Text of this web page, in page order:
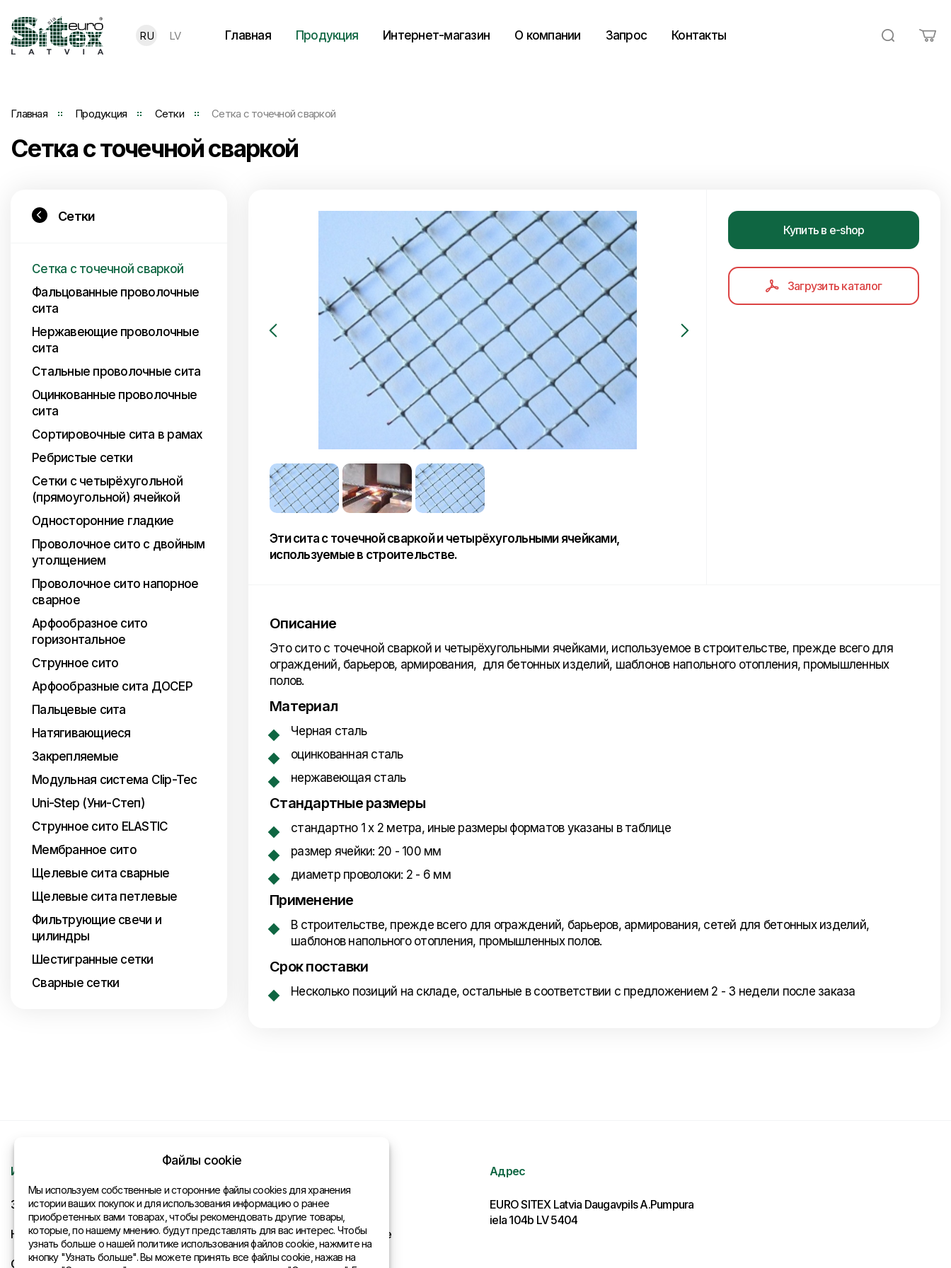
RU LV Главная Продукция Интернет-магазин О компании Запрос Контакты
Главная Продукция Сетки Сетка с точечной сваркой
Сетка с точечной сваркой
Сетки
Сетка с точечной сваркой
Фальцованные проволочные
сита
Нержавеющие проволочные
сита
Стальные проволочные сита
Оцинкованные проволочные
сита
Сортировочные сита в рамах
Ребристые сетки
Сетки с четырёхугольной
(прямоугольной) ячейкой
Односторонние гладкие
Проволочное сито с двойным
утолщением
Проволочное сито напорное
сварное
Арфообразное сито
горизонтальное
Струнное сито
Арфообразные сита ДОСЕР
Пальцевые сита
Натягивающиеся
Закрепляемые
Модульная система Clip-Tec
Uni-Step (Уни-Степ)
Струнное сито ELASTIC
Мембранное сито
Щелевые сита сварные
Щелевые сита петлевые
Фильтрующие свечи и
цилиндры
Шестигранные сетки
Сварные сетки
Эти сита с точечной сваркой и четырёхугольными ячейками,
используемые в строительстве.
Купить в e-shop
Загрузить каталог
Описание
Это сито с точечной сваркой и четырёхугольными ячейками, используемое в строительстве, прежде всего для
ограждений, барьеров, армирования, для бетонных изделий, шаблонов напольного отопления, промышленных
полов.
Материал
Черная сталь
оцинкованная сталь
нержавеющая сталь
Стандартные размеры
стандартно 1 х 2 метра, иные размеры форматов указаны в таблице
размер ячейки: 20 - 100 мм
диаметр проволоки: 2 - 6 мм
Применение
В строительстве, прежде всего для ограждений, барьеров, армирования, сетей для бетонных изделий,
шаблонов напольного отопления, промышленных полов.
Срок поставки
Несколько позиций на складе, остальные в соответствии с предложением 2 - 3 недели после заказа
Отправить нам сообщение
Информация
Запрос
Новости
Оплата и доставка
Общая информация
Представительства в мире
Адрес
EURO SITEX Latvia Daugavpils A.Pumpura
iela 104b LV 5404
Файлы cookie
Мы используем собственные и сторонние файлы cookies для хранения
истории ваших покупок и для использования информацию о ранее
приобретенных вами товарах, чтобы рекомендовать другие товары,
которые, по нашему мнению. будут представлять для вас интерес. Чтобы
узнать больше о нашей политике использования файлов cookie, нажмите на
кнопку "Узнать больше". Вы можете принять все файлы cookie, нажав на